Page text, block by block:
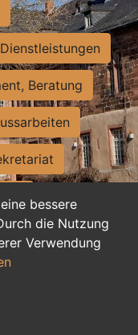
bessere
die Nutzung
Verwendung
Beratung